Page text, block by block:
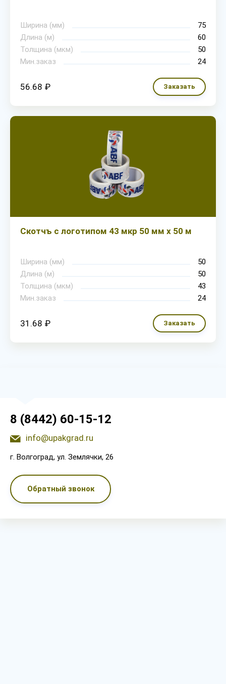
Ширина (мм)
75
Длина (м)
60
Толщина (мкм)
50
Мин.заказ
24
56.68 ₽ Заказать
Скотчъ с логотипом 43 мкр 50 мм х 50 м
Ширина (мм)
50
Длина (м)
50
Толщина (мкм)
43
Мин.заказ
24
31.68 ₽ Заказать
8 (8442) 60-15-12
info@upakgrad.ru
г. Волгоград, ул. Землячки, 26
Обратный звонок